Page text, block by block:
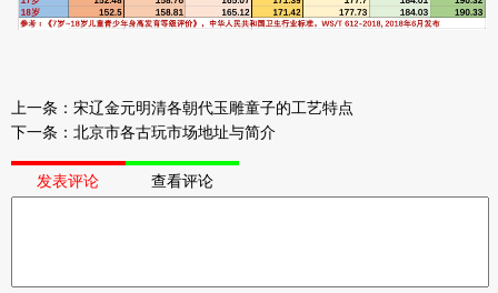
上一条： 宋辽金元明清各朝代玉雕童子的工艺特点
下一条： 北京市各古玩市场地址与简介
发表评论 查看评论